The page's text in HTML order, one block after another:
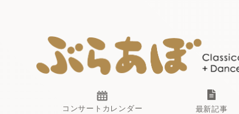
コンサートカレンダー 最新記事